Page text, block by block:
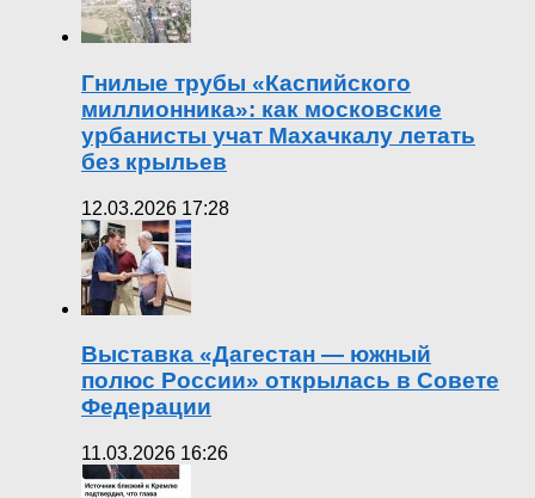
Гнилые трубы «Каспийского
миллионника»: как московские
урбанисты учат Махачкалу летать
без крыльев
12.03.2026 17:28
Выставка «Дагестан — южный
полюс России» открылась в Совете
Федерации
11.03.2026 16:26